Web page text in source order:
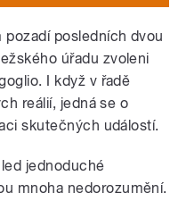
pozadí posledních dvou
úřadu zvoleni
I když v řadě
reálií, jedná se o
skutečných událostí.
jednoduché
mnoha nedorozumění.